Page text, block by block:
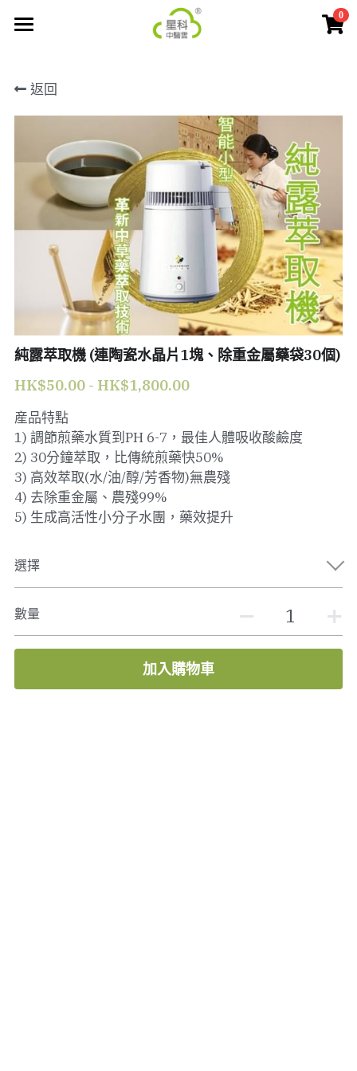
0
服務
星科中醫雲診所管理平台
杏智AI輔助診症
中藥代煎中心管理平台
Al脈診儀及管理平台
智能經絡脈診儀
純露萃取機
智能經絡脈診手錶
[中醫診所管理三十六計]卡牌
福神App
定價
案例
客戶類別
客戶故事
立即開通
返回
純露萃取機 (連陶瓷水晶片1塊、除重金屬藥袋30個)
HK$50.00 - HK$1,800.00
産品特點
1) 調節煎藥水質到PH 6-7，最佳人體吸收酸鹼度
2) 30分鐘萃取，比傳統煎藥快50%
3) 高效萃取(水/油/醇/芳香物)無農殘
4) 去除重金屬、農殘99%
5) 生成高活性小分子水團，藥效提升
選擇
數量
加入購物車
×
商品分類
所有商品分類